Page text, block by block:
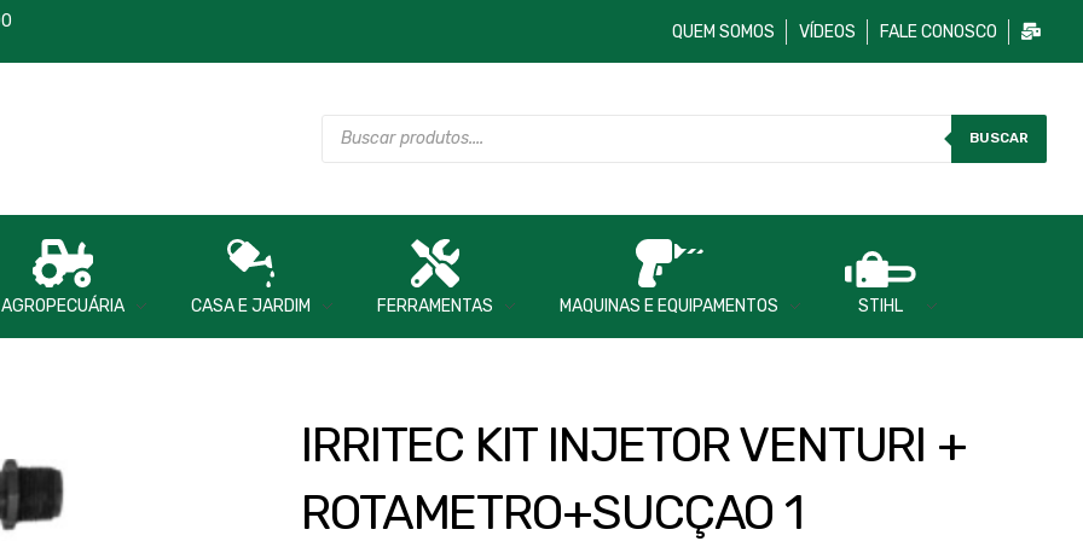
QUEM SOMOS VÍDEOS FALE CONOSCO
BUSCAR
AGROPECUÁRIA CASA E JARDIM FERRAMENTAS MAQUINAS E EQUIPAMENTOS STIHL
IRRITEC KIT INJETOR VENTURI +
ROTAMETRO+SUCÇAO 1